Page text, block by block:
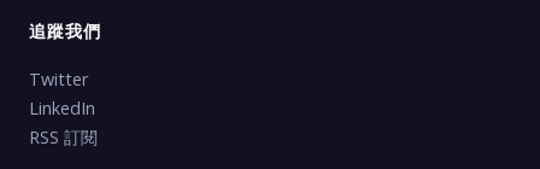
追蹤我們
Twitter
LinkedIn
RSS 訂閱